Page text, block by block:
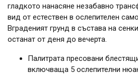
гладкото нанасяне незабавно
вид от естествен в ослепителен
Вграденият грунд в състава на
останат от деня до вечерта.
Палитрата пресовани
включваща 5 ослепителни